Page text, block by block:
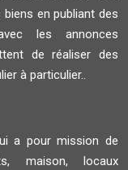
en publiant des
les annonces
de réaliser des
à particulier..
a pour mission de
maison, locaux